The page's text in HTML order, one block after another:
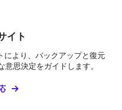
イト
により、バックアップと復元
思決定をガイドします。